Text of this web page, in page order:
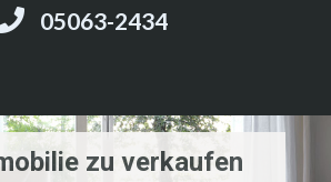
05063-2434
zu verkaufen